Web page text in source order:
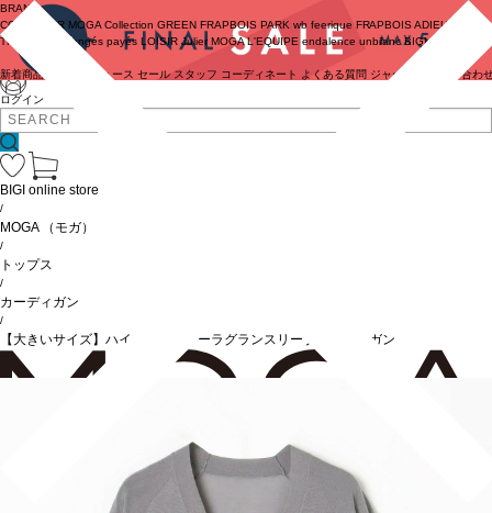
ログイン
BRAND
COUTURIER MOGA Collection GREEN FRAPBOIS PARK wb feerique FRAPBOIS ADIEU
TRISTESSE
congés payés LOISIR Julier MOGA L'EQUIPE endalence unbilanc BIGI online store
新着商品 ニュース セール スタッフ コーディネート よくある質問 ジャーナル お問い合わ
BIGI online store
/
MOGA （モガ）
/
トップス
/
カーディガン
/
【大きいサイズ】ハイゲージシアーラグランスリーブカーディガン